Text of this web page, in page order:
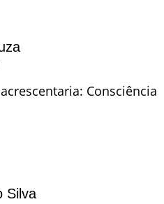
Consciência
Silva